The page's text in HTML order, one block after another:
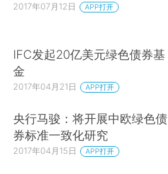
2017年07月12日 APP打开
IFC发起20亿美元绿色债券基
金
2017年04月21日 APP打开
央行马骏：将开展中欧绿色债
券标准一致化研究
2017年04月15日 APP打开